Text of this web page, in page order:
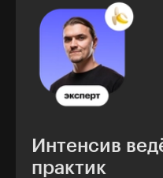
Интенсив
практик